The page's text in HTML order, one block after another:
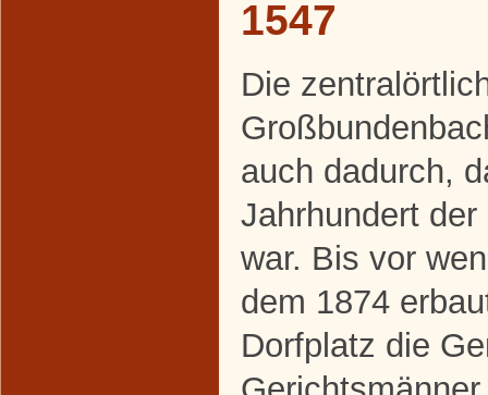
1547
Die
auch dadurch,
Jahrhundert
war. Bis vor
dem 1874
Dorfplatz die